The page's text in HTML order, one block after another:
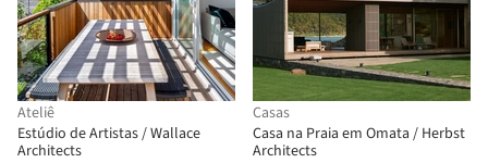
Ateliê
Estúdio de Artistas / Wallace
Architects
Casas
Casa na Praia em Omata / Herbst
Architects